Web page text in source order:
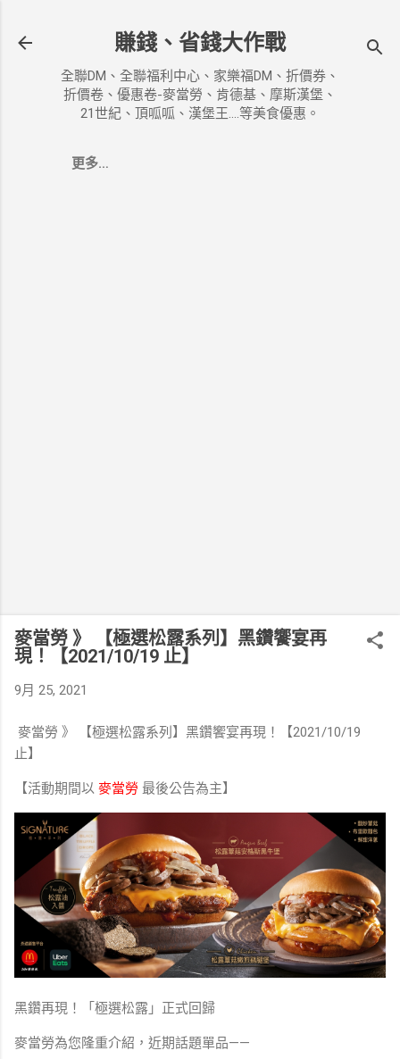
賺錢、省錢大作戰
全聯DM、全聯福利中心、家樂福DM、折價券、
折價卷、優惠卷-麥當勞、肯德基、摩斯漢堡、
21世紀、頂呱呱、漢堡王....等美食優惠。
更多…
麥當勞 》 【極選松露系列】黑鑽饗宴再
現！【2021/10/19 止】
9月 25, 2021
麥當勞 》 【極選松露系列】黑鑽饗宴再現！【2021/10/19
止】
【活動期間以 麥當勞 最後公告為主】
黑鑽再現！「極選松露」正式回歸
麥當勞為您隆重介紹，近期話題單品——